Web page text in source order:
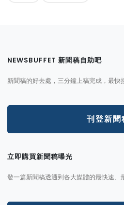
NEWSBUFFET 新聞稿自助吧
新聞稿的好去處，三分鐘上稿完成，最快
刊登新聞
立即購買新聞稿曝光
發一篇新聞稿透通到各大媒體的最快速、